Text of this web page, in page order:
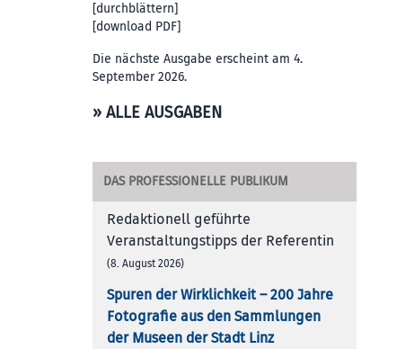
[durchblättern]
[download PDF]
Die nächste Ausgabe erscheint am 4.
September 2026.
» ALLE AUSGABEN
DAS PROFESSIONELLE PUBLIKUM
Redaktionell geführte
Veranstaltungstipps der Referentin
(8. August 2026)
Spuren der Wirklichkeit – 200 Jah­re
Foto­gra­fie aus den Samm­lun­gen
der Muse­en der Stadt Linz